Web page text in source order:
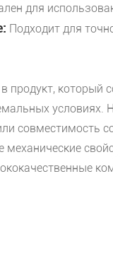
для
Подходит для
который
совместимость
механические